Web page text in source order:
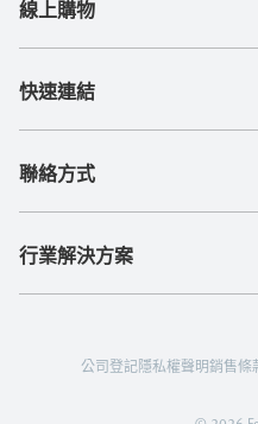
線上購物
快速連結
聯絡方式
行業解決方案
公司登記隱私權聲明銷售條